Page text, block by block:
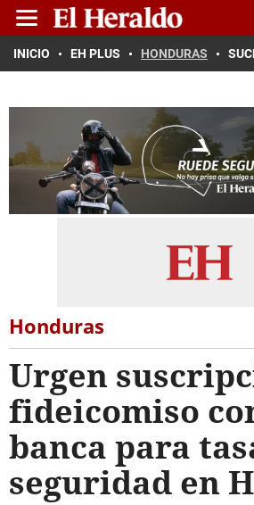
INICIO EH PLUS HONDURAS
Honduras
Urgen
fideicomiso
banca para
seguridad en